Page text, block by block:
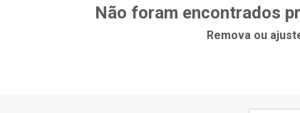
Não foram encontrados
Remova ou